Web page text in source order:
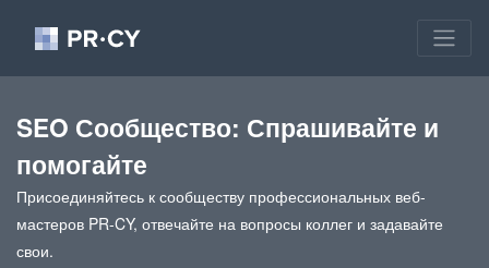
SEO Сообщество: Спрашивайте и
помогайте
Присоединяйтесь к сообществу профессиональных веб-
мастеров PR-CY, отвечайте на вопросы коллег и задавайте
свои.